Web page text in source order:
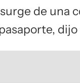
de una
dijo